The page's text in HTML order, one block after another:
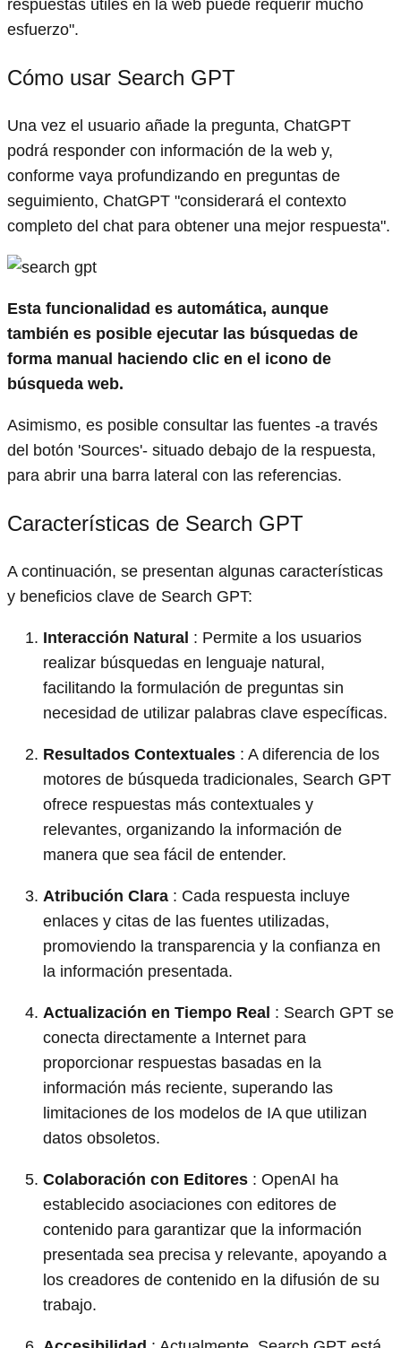
respuestas útiles en la web puede requerir mucho
esfuerzo".
Cómo usar Search GPT
Una vez el usuario añade la pregunta, ChatGPT
podrá responder con información de la web y,
conforme vaya profundizando en preguntas de
seguimiento, ChatGPT "considerará el contexto
completo del chat para obtener una mejor respuesta".
Esta funcionalidad es automática, aunque
también es posible ejecutar las búsquedas de
forma manual haciendo clic en el icono de
búsqueda web.
Asimismo, es posible consultar las fuentes -a través
del botón 'Sources'- situado debajo de la respuesta,
para abrir una barra lateral con las referencias.
Características de Search GPT
A continuación, se presentan algunas características
y beneficios clave de Search GPT:
Interacción Natural : Permite a los usuarios
realizar búsquedas en lenguaje natural,
facilitando la formulación de preguntas sin
necesidad de utilizar palabras clave específicas.
Resultados Contextuales : A diferencia de los
motores de búsqueda tradicionales, Search GPT
ofrece respuestas más contextuales y
relevantes, organizando la información de
manera que sea fácil de entender.
Atribución Clara : Cada respuesta incluye
enlaces y citas de las fuentes utilizadas,
promoviendo la transparencia y la confianza en
la información presentada.
Actualización en Tiempo Real : Search GPT se
conecta directamente a Internet para
proporcionar respuestas basadas en la
información más reciente, superando las
limitaciones de los modelos de IA que utilizan
datos obsoletos.
Colaboración con Editores : OpenAI ha
establecido asociaciones con editores de
contenido para garantizar que la información
presentada sea precisa y relevante, apoyando a
los creadores de contenido en la difusión de su
trabajo.